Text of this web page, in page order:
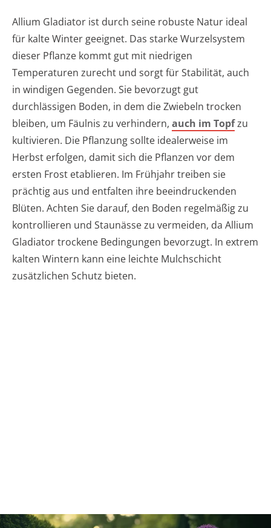
Allium Gladiator ist durch seine robuste Natur ideal
für kalte Winter geeignet. Das starke Wurzelsystem
dieser Pflanze kommt gut mit niedrigen
Temperaturen zurecht und sorgt für Stabilität, auch
in windigen Gegenden. Sie bevorzugt gut
durchlässigen Boden, in dem die Zwiebeln trocken
bleiben, um Fäulnis zu verhindern, auch im Topfzu
kultivieren. Die Pflanzung sollte idealerweise im
Herbst erfolgen, damit sich die Pflanzen vor dem
ersten Frost etablieren. Im Frühjahr treiben sie
prächtig aus und entfalten ihre beeindruckenden
Blüten. Achten Sie darauf, den Boden regelmäßig zu
kontrollieren und Staunässe zu vermeiden, da Allium
Gladiator trockene Bedingungen bevorzugt. In extrem
kalten Wintern kann eine leichte Mulchschicht
zusätzlichen Schutz bieten.